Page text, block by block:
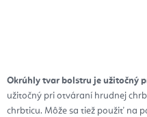
Okrúhly tvar bolstru je užitočný
užitočný pri otváraní hrudnej
chrbticu. Môže sa tiež použiť na